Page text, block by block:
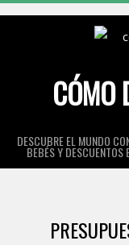
CÓMO
DESCUBRE EL MUNDO
BEBÉS Y DESCUENTOS